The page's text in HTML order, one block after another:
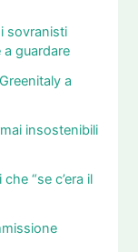
sovranisti
a guardare
a
insostenibili
“se c’era il